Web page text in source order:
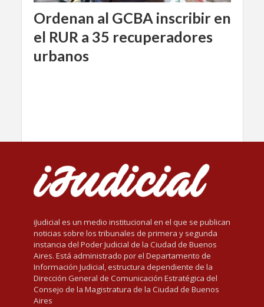
Ordenan al GCBA inscribir en
el RUR a 35 recuperadores
urbanos
iJudicial es un medio institucional en el que se publican
noticias sobre los tribunales de primera y segunda
instancia del Poder Judicial de la Ciudad de Buenos
Aires. Está administrado por el Departamento de
Información Judicial, estructura dependiente de la
Dirección General de Comunicación Estratégica del
Consejo de la Magistratura de la Ciudad de Buenos
Aires